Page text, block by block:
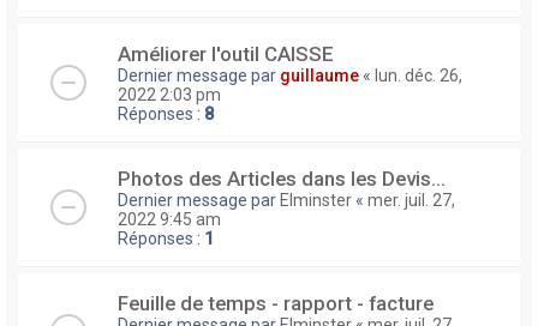
Améliorer l'outil CAISSE
Dernier message par guillaume « lun. déc. 26,
2022 2:03 pm
Réponses : 8
Photos des Articles dans les Devis...
Dernier message parElminster « mer. juil. 27,
2022 9:45 am
Réponses : 1
Feuille de temps - rapport - facture